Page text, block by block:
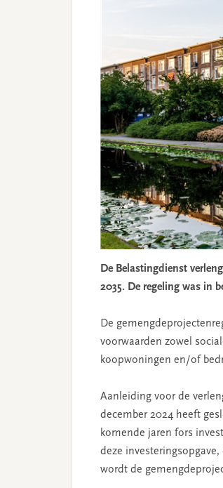
De Belastingdienst
2035. De regeling was in
De
voorwaarden zowel
koopwoningen en/of
Aanleiding voor de
december 2024 heeft
komende jaren fors
deze
wordt de